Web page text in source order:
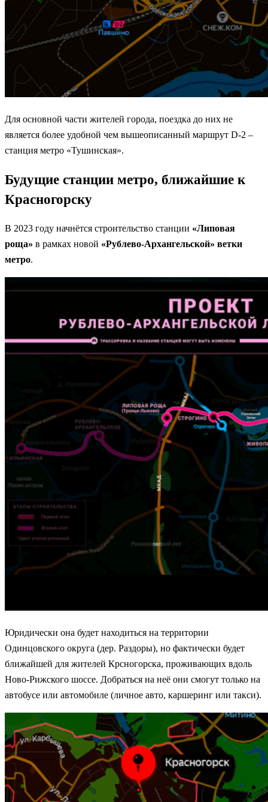
Для основной части жителей города, поездка до них не
является более удобной чем вышеописанный маршрут D-2 –
станция метро «Тушинская».
Будущие станции метро, ближайшие к
Красногорску
В 2023 году начнётся строительство станции «Липовая
роща» в рамках новой «Рублево-Архангельской» ветки
метро.
Юридически она будет находиться на территории
Одинцовского округа (дер. Раздоры), но фактически будет
ближайшей для жителей Крсногорска, проживающих вдоль
Ново-Рижского шоссе. Добраться на неё они смогут только на
автобусе или автомобиле (личное авто, каршеринг или такси).